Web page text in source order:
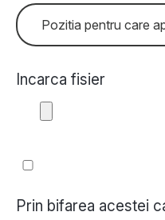
Incarca fisier
Prin bifarea acestei